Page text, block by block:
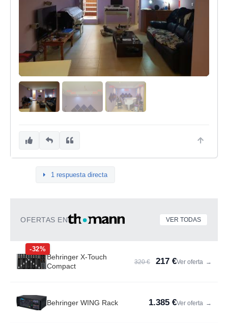
1 respuesta directa
OFERTAS EN VER TODAS
-32%
Behringer X-Touch
Compact
320 € 217 €Ver oferta →
Behringer WING Rack 1.385 €Ver oferta →